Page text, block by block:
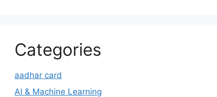
Categories
aadhar card
AI & Machine Learning